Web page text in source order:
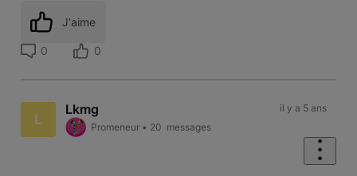
J'aime
0 0
L
Lkmg
Promeneur • 20 messages
il y a 5 ans